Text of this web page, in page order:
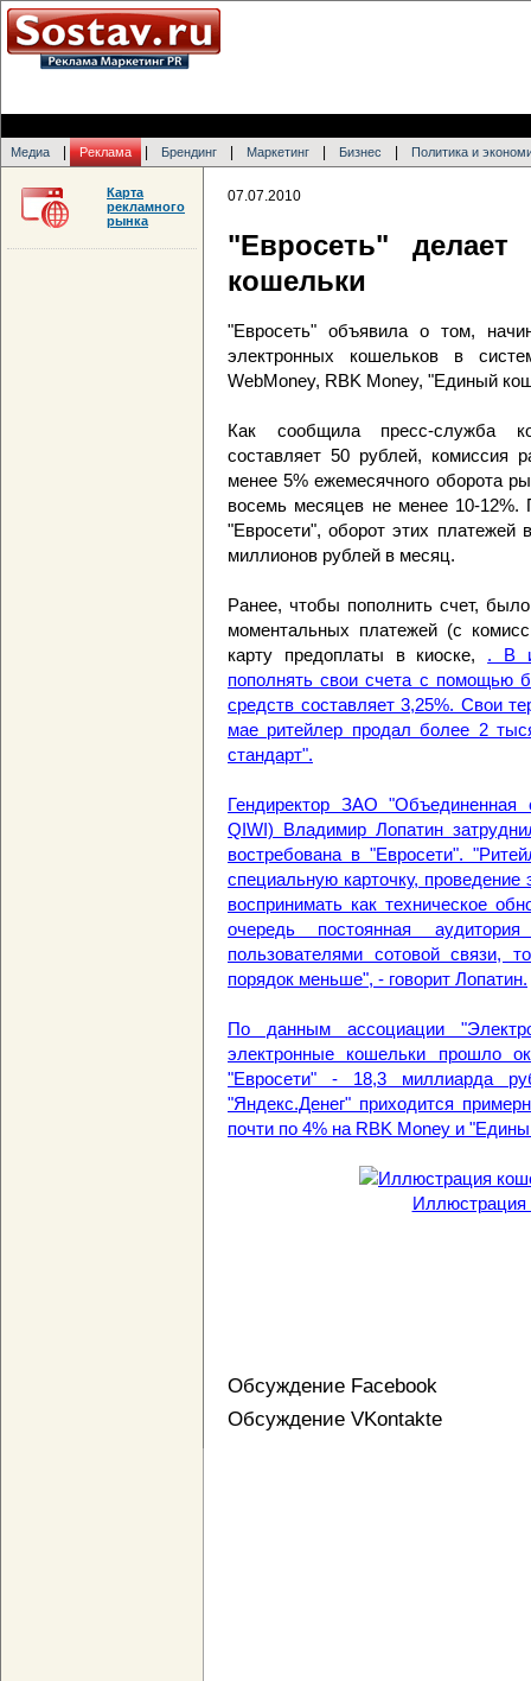
Медиа Реклама Брендинг Маркетинг Бизнес Политика и
07.07.2010
"Евросеть" делает
кошельки
"Евросеть" объявила о том,
электронных кошельков в
WebMoney, RBK Money, "Единый
Как сообщила пресс-служба
составляет 50 рублей, комиссия
менее 5% ежемесячного оборота
восемь месяцев не менее 10-12%.
"Евросети", оборот этих платежей
миллионов рублей в месяц.
Ранее, чтобы пополнить счет,
моментальных платежей (с
карту предоплаты в киоске, . В
пополнять свои счета с помощью
средств составляет 3,25%. Свои
мае ритейлер продал более 2
стандарт".
Гендиректор ЗАО "Объединенная
QIWI) Владимир Лопатин
востребована в "Евросети".
специальную карточку,
воспринимать как техническое
очередь постоянная
пользователями сотовой связи,
порядок меньше", - говорит Лопатин.
По данным ассоциации
электронные кошельки прошло
"Евросети" - 18,3 миллиарда
"Яндекс.Денег" приходится
почти по 4% на RBK Money и
Иллюстрация
Обсуждение Facebook
Обсуждение VKontakte
Карта
рекламного
рынка